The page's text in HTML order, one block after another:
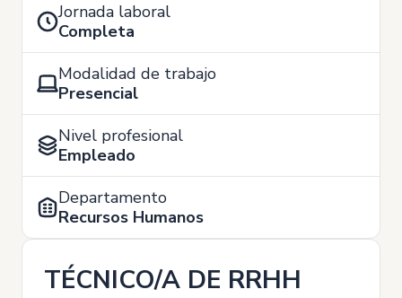
Jornada laboral
Completa
Modalidad de trabajo
Presencial
Nivel profesional
Empleado
Departamento
Recursos Humanos
TÉCNICO/A DE RRHH